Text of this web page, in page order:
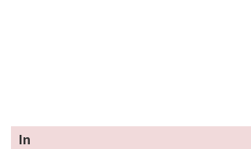
In